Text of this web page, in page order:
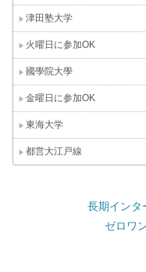
津田塾大学
火曜日に参加OK
國學院大學
金曜日に参加OK
東海大学
都営大江戸線
長期インタ
ゼロワ